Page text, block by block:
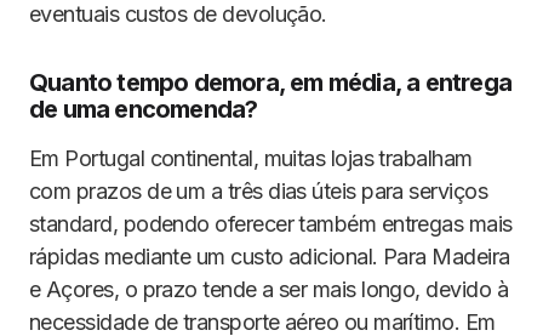
eventuais custos de devolução.
Quanto tempo demora, em média, a entrega
de uma encomenda?
Em Portugal continental, muitas lojas trabalham
com prazos de um a três dias úteis para serviços
standard, podendo oferecer também entregas mais
rápidas mediante um custo adicional. Para Madeira
e Açores, o prazo tende a ser mais longo, devido à
necessidade de transporte aéreo ou marítimo. Em